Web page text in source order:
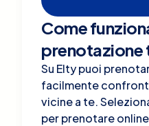
Come
prenotazione
Su Elty puoi
facilmente
vicine a te.
per prenotare